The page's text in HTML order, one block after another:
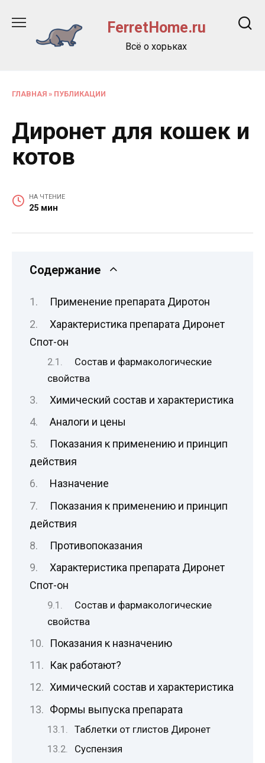
содержанию
FerretHome.ru
Всё о хорьках
ГЛАВНАЯ » ПУБЛИКАЦИИ
Диронет для кошек и
котов
НА ЧТЕНИЕ
25 мин
Содержание
Применение препарата Диротон
Характеристика препарата Диронет
Спот-он
Состав и фармакологические
свойства
Химический состав и характеристика
Аналоги и цены
Показания к применению и принцип
действия
Назначение
Показания к применению и принцип
действия
Противопоказания
Характеристика препарата Диронет
Спот-он
Состав и фармакологические
свойства
Показания к назначению
Как работают?
Химический состав и характеристика
Формы выпуска препарата
Таблетки от глистов Диронет
Суспензия